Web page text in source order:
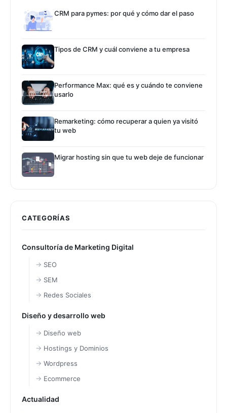
CRM para pymes: por qué y cómo dar el paso
Tipos de CRM y cuál conviene a tu empresa
Performance Max: qué es y cuándo te conviene
usarlo
Remarketing: cómo recuperar a quien ya visitó
tu web
Migrar hosting sin que tu web deje de funcionar
CATEGORÍAS
Consultoría de Marketing Digital
SEO
SEM
Redes Sociales
Diseño y desarrollo web
Diseño web
Hostings y Dominios
Wordpress
Ecommerce
Actualidad